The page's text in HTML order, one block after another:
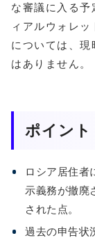
な審議に入る
ィアルウォレ
については、現
はありません。
ポイント
ロシア居住者
示義務が撤廃
された点。
過去の申告状